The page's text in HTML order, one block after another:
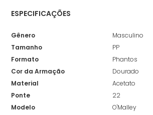
ESPECIFICAÇÕES
Gênero
Masculino
Tamanho
PP
Formato
Phantos
Cor da Armação
Dourado
Material
Acetato
Ponte
22
Modelo
O'Malley